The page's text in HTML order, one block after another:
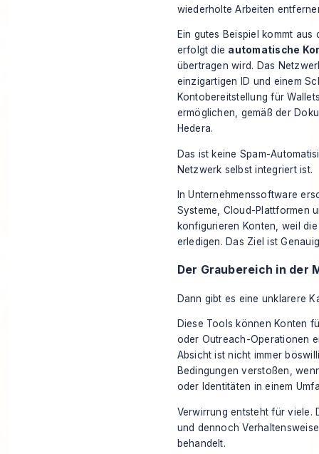
wiederholte Arbeiten
Ein gutes Beispiel kommt
erfolgt die automatische
übertragen wird. Das
einzigartigen ID und einem
Kontobereitstellung für
ermöglichen, gemäß der
Hedera.
Das ist keine Spam-
Netzwerk selbst integriert ist.
In Unternehmenssoftware
Systeme, Cloud-Plattformen
konfigurieren Konten, weil
erledigen. Das Ziel ist
Der Graubereich in der
Dann gibt es eine unklarere
Diese Tools können Konten
oder Outreach-Operationen
Absicht ist nicht immer
Bedingungen verstoßen,
oder Identitäten in einem
Verwirrung entsteht für viele.
und dennoch
behandelt.